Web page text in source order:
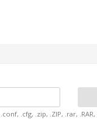
.cfg, .zip, .ZIP, .rar,